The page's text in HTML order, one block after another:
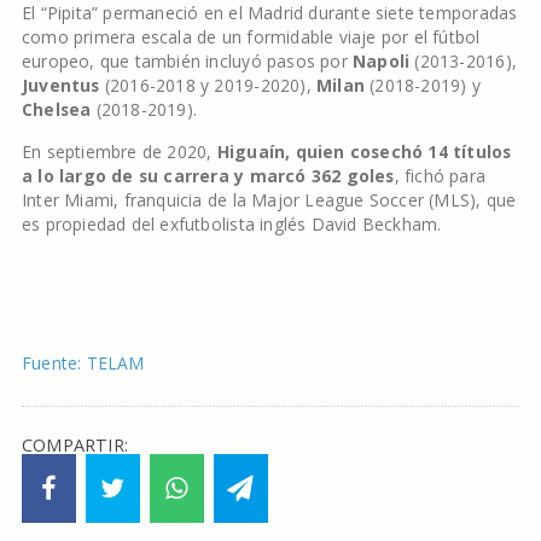
El “Pipita” permaneció en el Madrid durante siete temporadas
como primera escala de un formidable viaje por el fútbol
europeo, que también incluyó pasos por Napoli (2013-2016),
Juventus (2016-2018 y 2019-2020), Milan (2018-2019) y
Chelsea (2018-2019).
En septiembre de 2020, Higuaín, quien cosechó 14 títulos
a lo largo de su carrera y marcó 362 goles, fichó para
Inter Miami, franquicia de la Major League Soccer (MLS), que
es propiedad del exfutbolista inglés David Beckham.
Fuente: TELAM
COMPARTIR: